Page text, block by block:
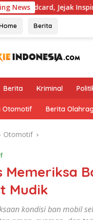
News
Inspirasi Valentino
Berita
Berita Kriminal
Otomotif Berita
Otomotif
Memeriksa
Mudik
kondisi ban mobil